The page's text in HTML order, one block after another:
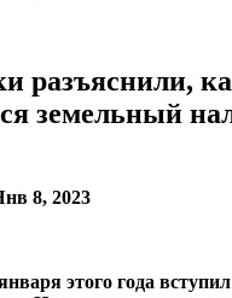
разъяснили,
земельный
8, 2023
этого года